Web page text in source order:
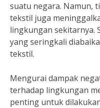
suatu negara. Namun,
tekstil juga
lingkungan sekitarnya.
yang seringkali
tekstil.
Mengurai dampak
terhadap lingkungan
penting untuk